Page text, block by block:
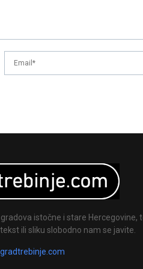
istočne i stare Hercegovine,
ili sliku slobodno nam se javite.